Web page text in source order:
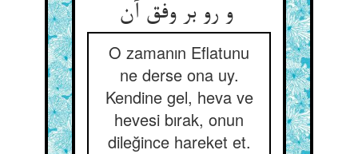
و رو بر وفق آن
O zamanın Eflatunu
ne derse ona uy.
Kendine gel, heva ve
hevesi bırak, onun
dileğince hareket et.